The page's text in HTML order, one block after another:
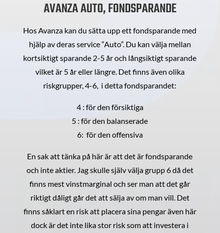
AVANZA AUTO, FONDSPARANDE
Hos Avanza kan du sätta upp ett fondsparande med
hjälp av deras service “Auto”. Du kan välja mellan
kortsiktigt sparande 2-5 år och långsiktigt sparande
vilket är 5 år eller längre. Det finns även olika
riskgrupper, 4-6, i detta fondsparandet:
4 : för den försiktiga
5 : för den balanserade
6: för den offensiva
En sak att tänka på här är att det är fondsparande
och inte aktier. Jag skulle själv välja grupp 6 då det
finns mest vinstmarginal och ser man att det går
riktigt dåligt går det att sälja av om man vill. Det
finns såklart en risk att placera sina pengar även här
dock är det inte lika stor risk som att investera i